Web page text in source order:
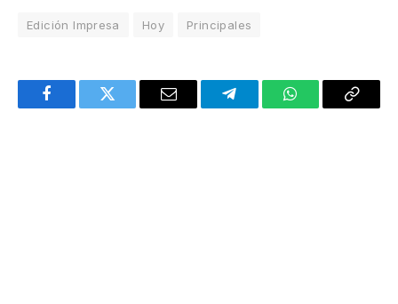
Edición Impresa Hoy Principales
FacebookTwitter Email TelegramWhatsAppCopy